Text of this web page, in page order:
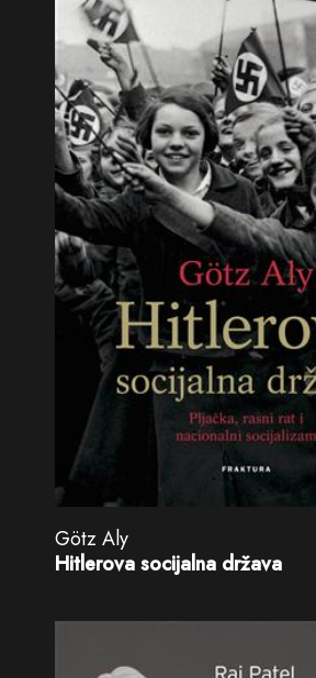
Götz Aly
Hitlerova socijalna država